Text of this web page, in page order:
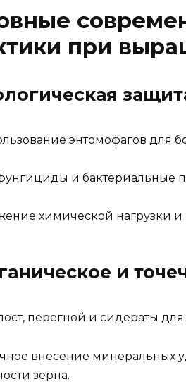
при
энтомофагов для
и бактериальные
химической нагрузки и
и
перегной и сидераты
внесение минеральных
зерна.